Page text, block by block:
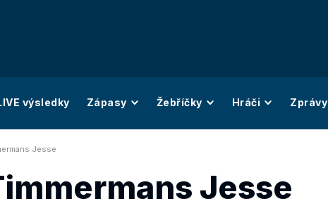
výsledky Zápasy Žebříčky Hráči Zprávy
Jesse
Jesse